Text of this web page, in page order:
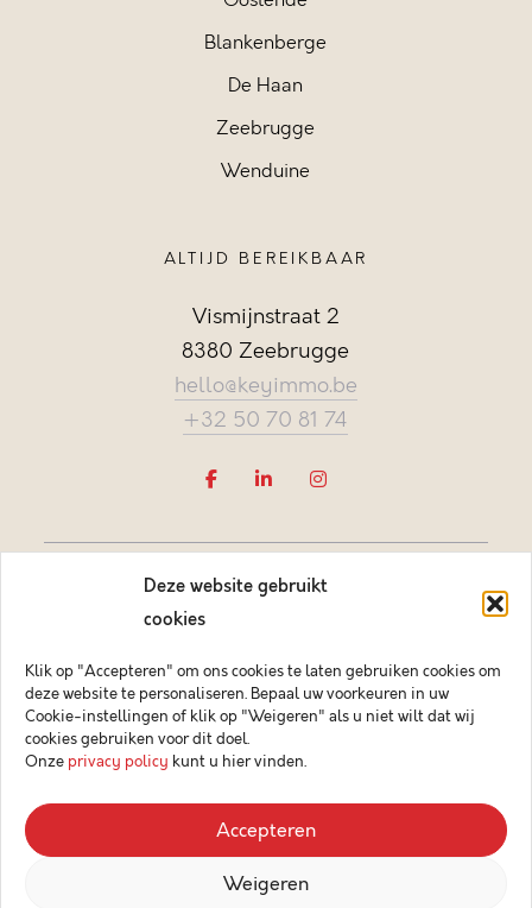
Deze website gebruikt
cookies
Klik op "Accepteren" om ons cookies te laten gebruiken cookies om
deze website te personaliseren. Bepaal uw voorkeuren in uw
Cookie-instellingen of klik op "Weigeren" als u niet wilt dat wij
cookies gebruiken voor dit doel.
Onze privacy policy kunt u hier vinden.
Accepteren
Weigeren
Blankenberge
De Haan
Zeebrugge
Wenduine
ALTIJD BEREIKBAAR
Vismijnstraat 2
8380 Zeebrugge
hello@keyimmo.be
+32 50 70 81 74
Vastgoedmakelaar-bemiddelaar BIV België BIV 505084
Ondernemingsnummer BTW-BE 0878.744.081 BA &
borgstelling via NV AXA Belgium (polisnr. 730.390.160)
© 2026 Key Immo
Disclaimer
Privacybeleid